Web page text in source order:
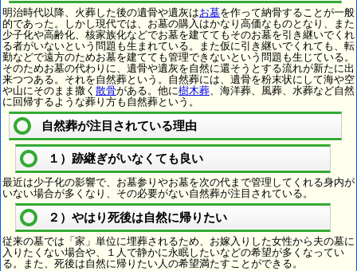
明治時代以降、火葬した後の遺骨や遺灰はお墓を作って納骨することが一般
的であった。しかし現代では、お墓の購入はかなり高価なものとなり、また
少子化や高齢化、核家族化などでお墓を建ててもそのお墓を引き継いでくれ
る者がいないという問題も生まれている。また仮に引き継いでくれても、転
勤などで遠方のためお墓を建てても管理できないという問題も生じている。
そのためお墓の代わりに、遺骨や遺灰を自然に還そうとする流れが新たに出
来つつある。それを自然葬という。自然葬には、遺骨を粉末状にして海や空
や山にそのまま撒く 散骨がある。他に樹木葬、海洋葬、風葬、水葬など自然
に回帰するような葬り方も自然葬という。
自然葬が注目されている理由
１）跡継ぎがいなくても良い
最近は少子化の影響で、お墓参りやお墓を次の代まで管理してくれる身内が
いない場合が多くなり、その必要がない自然葬が注目されている。
２）やはり死後は自然に帰りたい
従来の墓では「家」単位に埋葬されるため、お嫁入りした女性から夫の墓に
入りたくない場合や、１人で静かに永眠したいなどの希望が多くなってい
る。また、死後は自然に帰りたい人の希望満たすことができる。